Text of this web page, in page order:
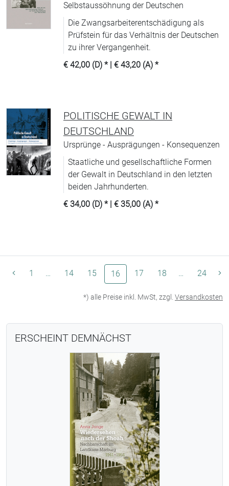
Selbstaussöhnung der Deutschen
Die Zwangsarbeiterentschädigung als
Prüfstein für das Verhältnis der Deutschen
zu ihrer Vergangenheit.
€ 42,00 (D) * | € 43,20 (A) *
POLITISCHE GEWALT IN
DEUTSCHLAND
Ursprünge - Ausprägungen - Konsequenzen
Staatliche und gesellschaftliche Formen
der Gewalt in Deutschland in den letzten
beiden Jahrhunderten.
€ 34,00 (D) * | € 35,00 (A) *
1 … 14 15 16 (aktuelle Seite)
17 18 … 24
*) alle Preise inkl. MwSt, zzgl. Versandkosten
ERSCHEINT DEMNÄCHST